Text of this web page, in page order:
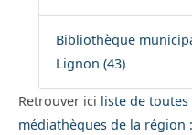
Bibliothèque
Lignon (43)
Retrouver ici liste de
médiathèques de la région